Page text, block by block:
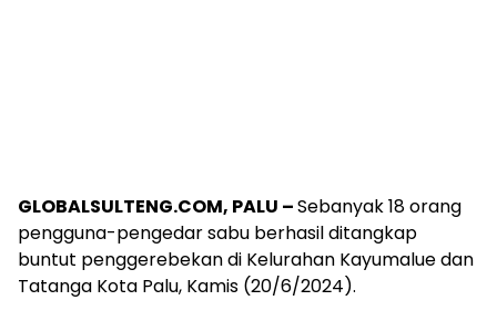
GLOBALSULTENG.COM, PALU –Sebanyak 18 orang
pengguna-pengedar sabu berhasil ditangkap
buntut penggerebekan di Kelurahan Kayumalue dan
Tatanga Kota Palu, Kamis (20/6/2024).